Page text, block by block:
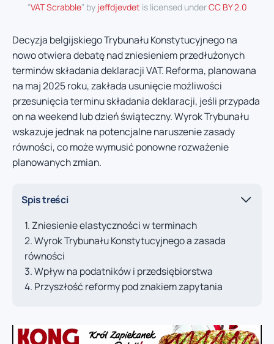
"VAT Scrabble" by jeffdjevdet is licensed underCC BY 2.0
Decyzja belgijskiego Trybunału Konstytucyjnego na
nowo otwiera debatę nad zniesieniem przedłużonych
terminów składania deklaracji VAT. Reforma, planowana
na maj 2025 roku, zakłada usunięcie możliwości
przesunięcia terminu składania deklaracji, jeśli przypada
on na weekend lub dzień świąteczny. Wyrok Trybunału
wskazuje jednak na potencjalne naruszenie zasady
równości, co może wymusić ponowne rozważenie
planowanych zmian.
Spis treści
Zniesienie elastyczności w terminach
Wyrok Trybunału Konstytucyjnego a zasada
równości
Wpływ na podatników i przedsiębiorstwa
Przyszłość reformy pod znakiem zapytania